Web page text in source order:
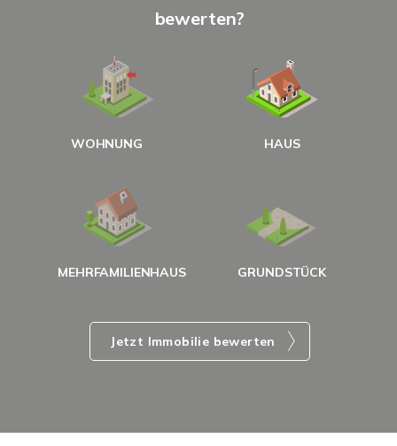
bewerten?
WOHNUNG HAUS
MEHRFAMILIENHAUS GRUNDSTÜCK
Jetzt Immobilie bewerten